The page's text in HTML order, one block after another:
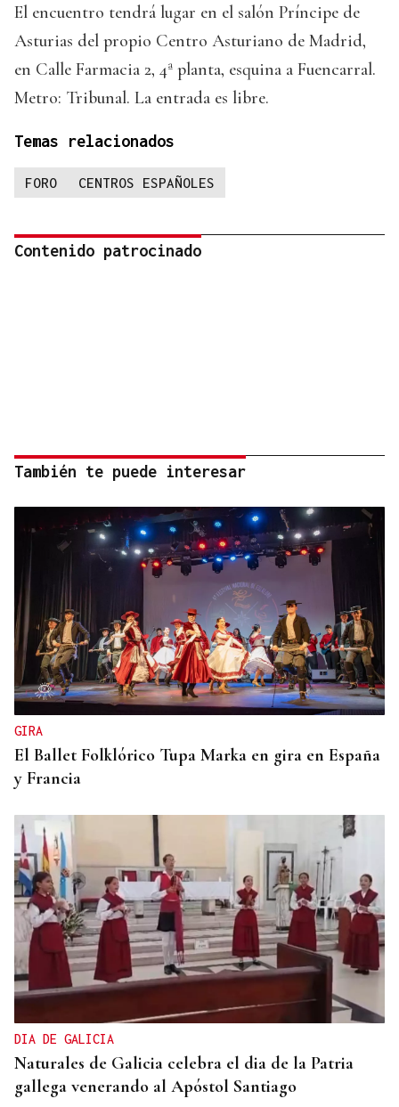
El encuentro tendrá lugar en el salón Príncipe de
Asturias del propio Centro Asturiano de Madrid,
en Calle Farmacia 2, 4ª planta, esquina a Fuencarral.
Metro: Tribunal. La entrada es libre.
Temas relacionados
FORO CENTROS ESPAÑOLES
Contenido patrocinado
También te puede interesar
GIRA
El Ballet Folklórico Tupa Marka en gira en España
y Francia
DIA DE GALICIA
Naturales de Galicia celebra el dia de la Patria
gallega venerando al Apóstol Santiago